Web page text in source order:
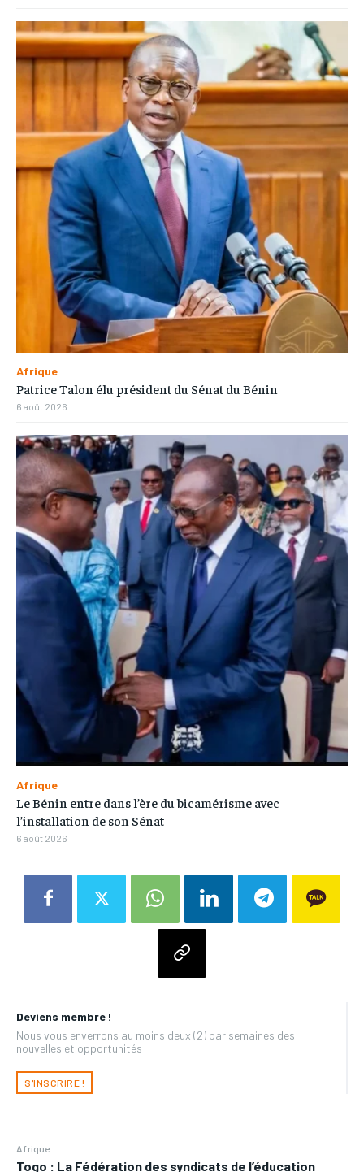
Deviens membre !
Nous vous enverrons au moins deux (2) par semaines des
nouvelles et opportunités
S'INSCRIRE !
Afrique
Togo : La Fédération des syndicats de l’éducation
Afrique
Patrice Talon élu président du Sénat du Bénin
6 août 2026
Afrique
Le Bénin entre dans l’ère du bicamérisme avec
l’installation de son Sénat
6 août 2026